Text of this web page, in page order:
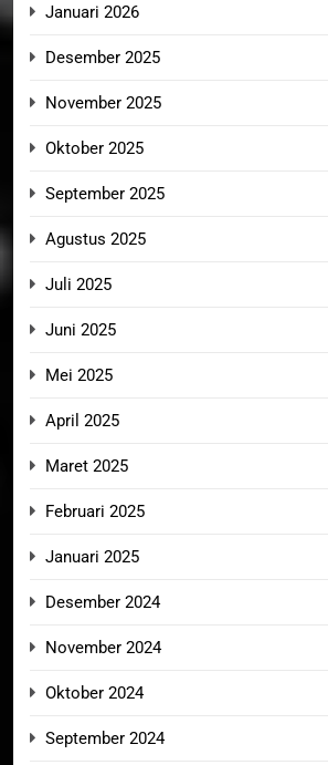
Januari 2026
Desember 2025
November 2025
Oktober 2025
September 2025
Agustus 2025
Juli 2025
Juni 2025
Mei 2025
April 2025
Maret 2025
Februari 2025
Januari 2025
Desember 2024
November 2024
Oktober 2024
September 2024